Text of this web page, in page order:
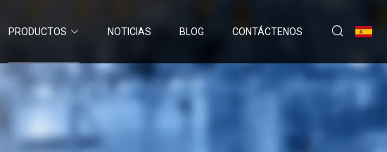
PRODUCTOS NOTICIAS BLOG CONTÁCTENOS